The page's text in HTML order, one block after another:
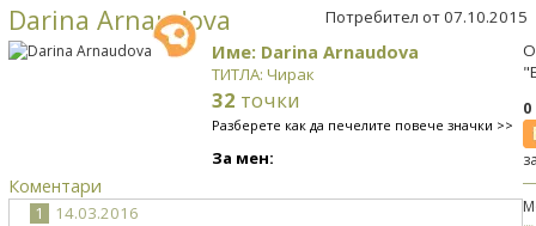
Darina Arnaudova Потребител от 07.10.2015
Име: Darina Arnaudova
ТИТЛА: Чирак
32 точки
Разберете как да печелите повече значки >>
За мен:
Коментари
1
14.03.2016